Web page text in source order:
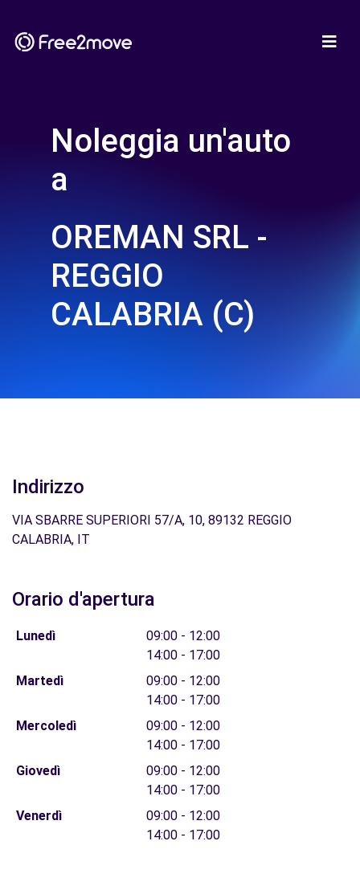
Noleggia un'auto
a
OREMAN SRL -
REGGIO
CALABRIA (C)
Indirizzo
VIA SBARRE SUPERIORI 57/A, 10, 89132 REGGIO
CALABRIA, IT
Orario d'apertura
Lunedì
09:00 - 12:00
14:00 - 17:00
Martedì
09:00 - 12:00
14:00 - 17:00
Mercoledì
09:00 - 12:00
14:00 - 17:00
Giovedì
09:00 - 12:00
14:00 - 17:00
Venerdì
09:00 - 12:00
14:00 - 17:00